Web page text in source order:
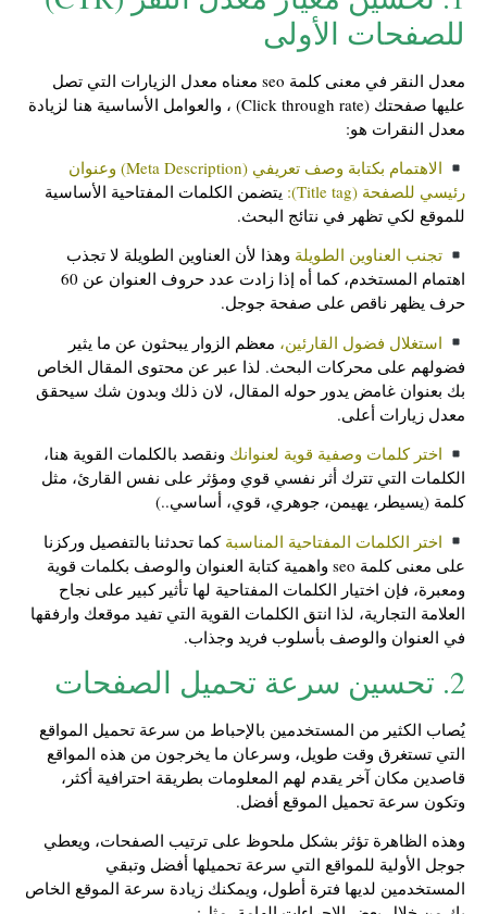
للصفحات الأولى
معدل النقر في معنى كلمة seo معناه معدل الزيارات التي تصل
عليها صفحتك (Click through rate) ، والعوامل الأساسية هنا لزيادة
معدل النقرات هو:
الاهتمام بكتابة وصف تعريفي (Meta Description) وعنوان
رئيسي للصفحة (Title tag):
يتضمن الكلمات المفتاحية الأساسية
للموقع لكي تظهر في نتائج البحث.
تجنب العناوين الطويلة وهذا لأن العناوين الطويلة لا تجذب
اهتمام المستخدم، كما أه إذا زادت عدد حروف العنوان عن 60
حرف يظهر ناقص على صفحة جوجل.
استغلال فضول القارئين، معظم الزوار يبحثون عن ما يثير
فضولهم على محركات البحث. لذا عبر عن محتوى المقال الخاص
بك بعنوان غامض يدور حوله المقال، لان ذلك وبدون شك سيحقق
معدل زيارات أعلى.
اختر كلمات وصفية قوية لعنوانك ونقصد بالكلمات القوية هنا،
الكلمات التي تترك أثر نفسي قوي ومؤثر على نفس القارئ، مثل
كلمة (يسيطر، يهيمن، جوهري، قوي، أساسي..)
اختر الكلمات المفتاحية المناسبة كما تحدثنا بالتفصيل وركزنا
على معنى كلمة seo واهمية كتابة العنوان والوصف بكلمات قوية
ومعبرة، فإن اختيار الكلمات المفتاحية لها تأثير كبير على نجاح
العلامة التجارية، لذا انتق الكلمات القوية التي تفيد موقعك وارفقها
في العنوان والوصف بأسلوب فريد وجذاب.
2. تحسين سرعة تحميل الصفحات
يُصاب الكثير من المستخدمين بالإحباط من سرعة تحميل المواقع
التي تستغرق وقت طويل، وسرعان ما يخرجون من هذه المواقع
قاصدين مكان آخر يقدم لهم المعلومات بطريقة احترافية أكثر،
وتكون سرعة تحميل الموقع أفضل.
وهذه الظاهرة تؤثر بشكل ملحوظ على ترتيب الصفحات، ويعطي
جوجل الأولية للمواقع التي سرعة تحميلها أفضل وتبقي
المستخدمين لديها فترة أطول، ويمكنك زيادة سرعة الموقع الخاص